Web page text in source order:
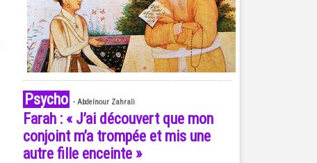
Psycho - Abdelnour Zahrali
Farah : « J’ai découvert que mon
conjoint m’a trompée et mis une
autre fille enceinte »